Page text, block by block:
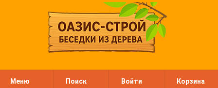
Меню Поиск Войти Корзина